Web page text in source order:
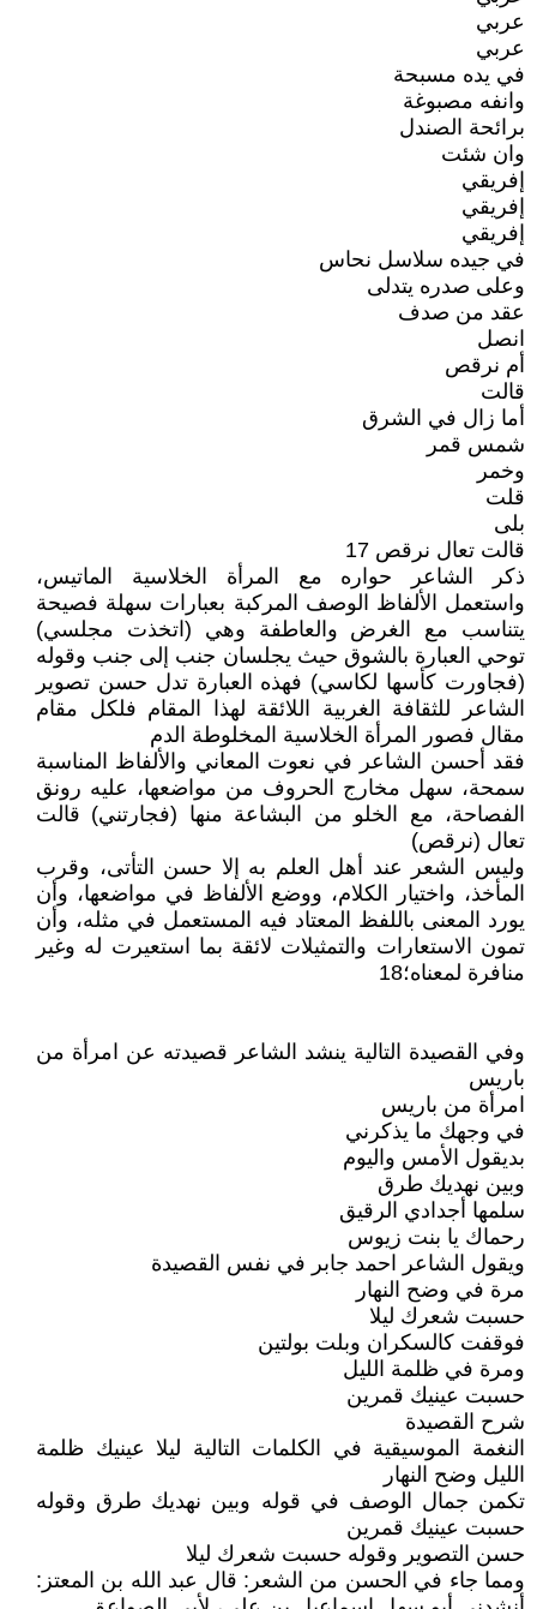
عربي
عربي
في يده مسبحة
وانفه مصبوغة
برائحة الصندل
وان شئت
إفريقي
إفريقي
إفريقي
في جيده سلاسل نحاس
وعلى صدره يتدلى
عقد من صدف
انصل
أم نرقص
قالت
أما زال في الشرق
شمس قمر
وخمر
قلت
بلى
قالت تعال نرقص 17
ذكر الشاعر حواره مع المرأة الخلاسية الماتيس،
واستعمل الألفاظ الوصف المركبة بعبارات سهلة فصيحة
يتناسب مع الغرض والعاطفة وهي (اتخذت مجلسي)
توحي العبارة بالشوق حيث يجلسان جنب إلى جنب وقوله
(فجاورت كأسها لكاسي) فهذه العبارة تدل حسن تصوير
الشاعر للثقافة الغربية اللائقة لهذا المقام فلكل مقام
مقال فصور المرأة الخلاسية المخلوطة الدم
فقد أحسن الشاعر في نعوت المعاني والألفاظ المناسبة
سمحة، سهل مخارج الحروف من مواضعها، عليه رونق
الفصاحة، مع الخلو من البشاعة منها (فجارتني) قالت
تعال (نرقص)
وليس الشعر عند أهل العلم به إلا حسن التأتى، وقرب
المأخذ، واختيار الكلام، ووضع الألفاظ في مواضعها، وأن
يورد المعنى باللفظ المعتاد فيه المستعمل في مثله، وأن
تمون الاستعارات والتمثيلات لائقة بما استعيرت له وغير
منافرة لمعناه؛18
وفي القصيدة التالية ينشد الشاعر قصيدته عن امرأة من
باريس
امرأة من باريس
في وجهك ما يذكرني
بديقول الأمس واليوم
وبين نهديك طرق
سلمها أجدادي الرقيق
رحماك يا بنت زيوس
ويقول الشاعر احمد جابر في نفس القصيدة
مرة في وضح النهار
حسبت شعرك ليلا
فوقفت كالسكران وبلت بولتين
ومرة في ظلمة الليل
حسبت عينيك قمرين
شرح القصيدة
النغمة الموسيقية في الكلمات التالية ليلا عينيك ظلمة
الليل وضح النهار
تكمن جمال الوصف في قوله وبين نهديك طرق وقوله
حسبت عينيك قمرين
حسن التصوير وقوله حسبت شعرك ليلا
ومما جاء في الحسن من الشعر: قال عبد الله بن المعتز: